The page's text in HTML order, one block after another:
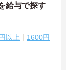
給与で探す
以上
1600円